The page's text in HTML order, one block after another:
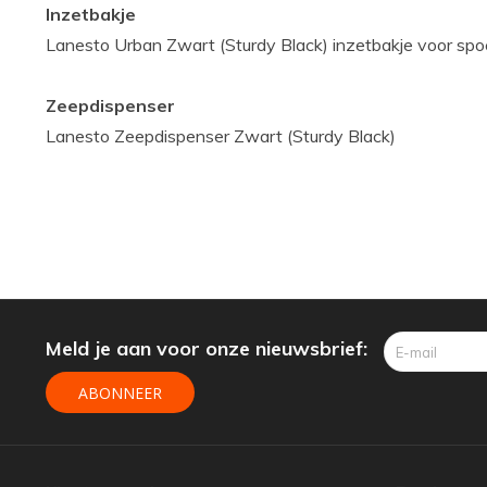
Inzetbakje
Lanesto Urban Zwart (Sturdy Black) inzetbakje voor
Zeepdispenser
Lanesto Zeepdispenser Zwart (Sturdy Black)
Meld je aan voor onze nieuwsbrief:
ABONNEER